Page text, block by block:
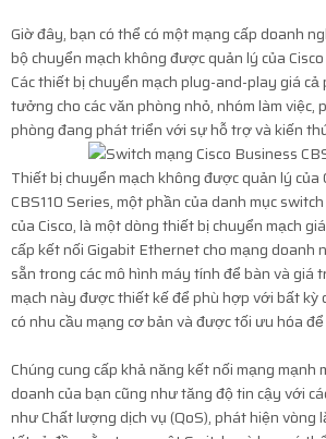
Giờ đây, bạn có thể có một mạng cấp doanh
bộ chuyển mạch không được quản lý của
Các thiết bị chuyển mạch plug-and-play giá
tưởng cho các văn phòng nhỏ, nhóm làm việc,
phòng đang phát triển với sự hỗ trợ và kiến
Thiết bị chuyển mạch không được quản lý của
CBS110 Series, một phần của danh mục
của Cisco, là một dòng thiết bị chuyển mạch
cấp kết nối Gigabit Ethernet cho mạng doanh
sẵn trong các mô hình máy tính để bàn và giá
mạch này được thiết kế để phù hợp với bất kỳ
có nhu cầu mạng cơ bản và được tối ưu hóa
Chúng cung cấp khả năng kết nối mạng mạnh
doanh của bạn cũng như tăng độ tin cậy với
như Chất lượng dịch vụ (QoS), phát hiện vòng